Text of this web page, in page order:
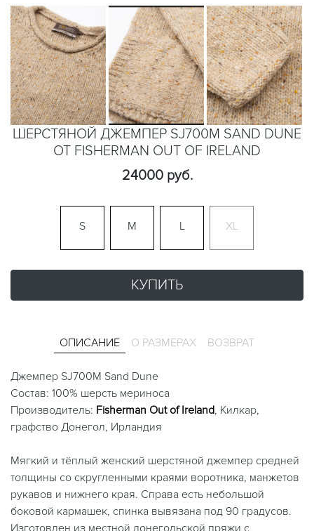
ШЕРСТЯНОЙ ДЖЕМПЕР SJ700M SAND DUNE
ОТ FISHERMAN OUT OF IRELAND
24000 руб.
S M L XL
КУПИТЬ
ОПИСАНИЕ О РАЗМЕРАХ ВОЗВРАТ
Джемпер SJ700M Sand Dune
Состав: 100% шерсть мериноса
Производитель: Fisherman Out of Ireland, Килкар,
графство Донегол, Ирландия
Мягкий и тёплый женский шерстяной джемпер средней
толщины со скругленными краями воротника, манжетов
рукавов и нижнего края. Справа есть небольшой
боковой кармашек, спинка вывязана под 90 градусов.
Изготовлен из местной донегольской пряжи с